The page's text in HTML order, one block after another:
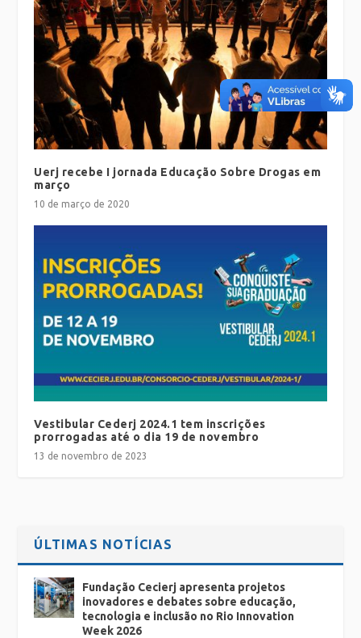
Uerj recebe I jornada Educação Sobre Drogas em
março
10 de março de 2020
Vestibular Cederj 2024.1 tem inscrições
prorrogadas até o dia 19 de novembro
13 de novembro de 2023
ÚLTIMAS NOTÍCIAS
Fundação Cecierj apresenta projetos
inovadores e debates sobre educação,
tecnologia e inclusão no Rio Innovation
Week 2026